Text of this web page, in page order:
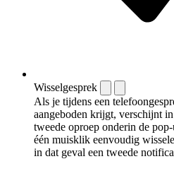
Wisselgesprek
Als je tijdens een
aangeboden krijgt, verschijnt
tweede oproep onderin de
één muisklik eenvoudig
in dat geval een tweede